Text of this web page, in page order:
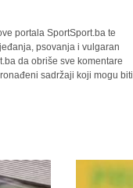
portala SportSport.ba te
psovanja i vulgaran
da obriše sve komentare
sadržaji koji mogu biti